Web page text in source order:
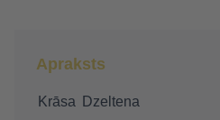
Apraksts
Krāsa
Dzeltena